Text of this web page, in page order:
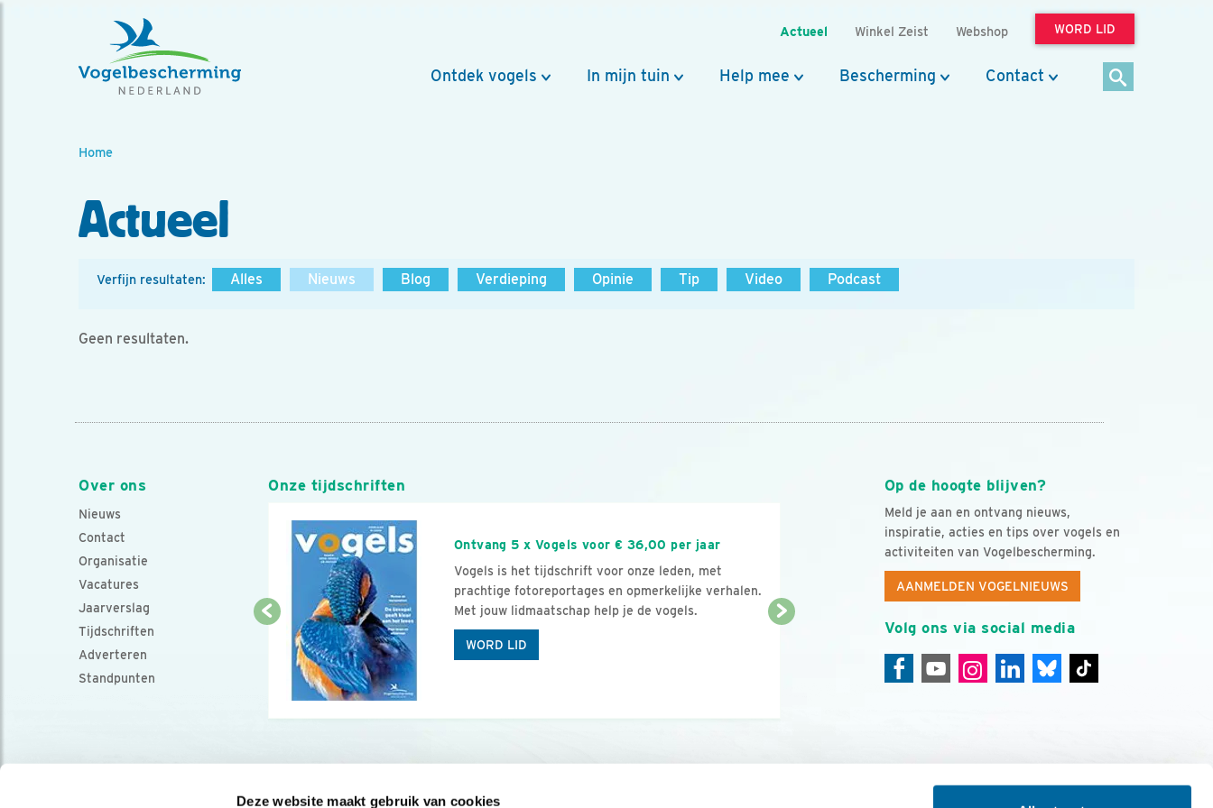
Deze website maakt gebruik van cookies
Actueel Winkel Zeist Webshop WORD LID
Ontdek vogels In mijn tuin Help mee Bescherming Contact
Home
Actueel
Verfijn resultaten: Alles Nieuws Blog Verdieping Opinie Tip Video Podcast
Geen resultaten.
Over ons
Nieuws
Contact
Organisatie
Vacatures
Jaarverslag
Tijdschriften
Adverteren
Standpunten
Op de hoogte blijven?
Meld je aan en ontvang nieuws,
inspiratie, acties en tips over vogels en
activiteiten van Vogelbescherming.
AANMELDEN VOGELNIEUWS
Volg ons via social media
Onze tijdschriften
Ontvang 5 x Vogels voor € 36,00 per jaar
Vogels is het tijdschrift voor onze leden, met
prachtige fotoreportages en opmerkelijke verhalen.
Met jouw lidmaatschap help je de vogels.
WORD LID